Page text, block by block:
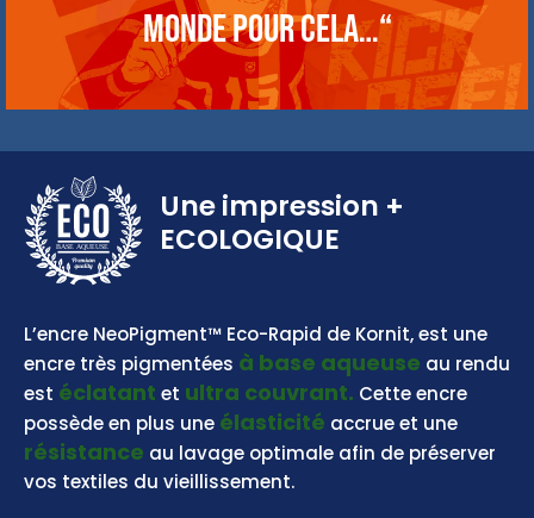
monde pour cela…“
BASE AQUEUSE
Une impression +
ECOLOGIQUE
L’encre NeoPigment™ Eco-Rapid de Kornit, est une
encre très pigmentées à base aqueuse au rendu
est éclatant et ultra couvrant. Cette encre
possède en plus une élasticité accrue et une
résistance au lavage optimale afin de préserver
vos textiles du vieillissement.